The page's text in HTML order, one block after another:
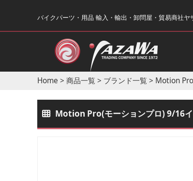
バイクパーツ・用品 輸入・輸出・卸問屋・貿易商社ヤ
Home >商品一覧 > ブランド一覧 > Motion
Motion Pro(モーションプロ) 9/16